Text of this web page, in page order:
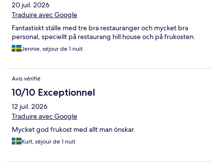
20 juil. 2026
Traduire avec Google
Fantastiskt ställe med tre bra restauranger och mycket bra
personal, speciellt på restaurang hill house och på frukosten.
Jennie, séjour de 1 nuit
Avis vérifié
10/10 Exceptionnel
12 juil. 2026
Traduire avec Google
Mycket god frukost med allt man önskar.
Kurt, séjour de 1 nuit